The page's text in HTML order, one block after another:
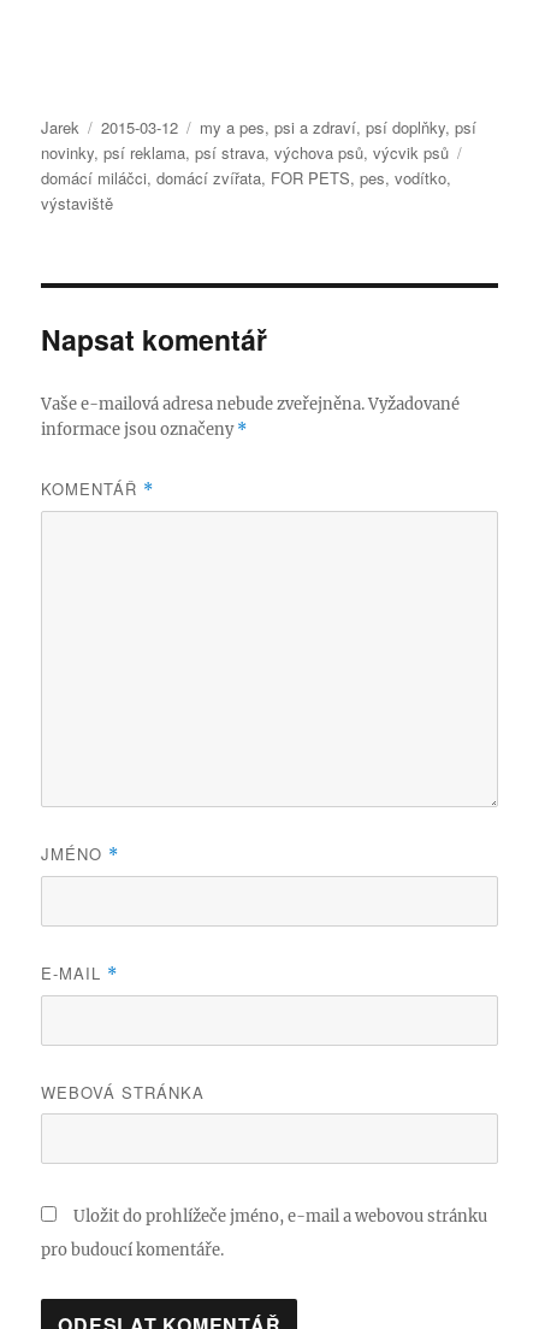
Autor:
Jarek Publikováno:
2015-03-12 Rubriky:
my a pes,psi a zdraví,psí doplňky,psí
novinky,psí reklama,psí strava,výchova psů,výcvik psů
domácí miláčci,domácí zvířata, FOR PETS,pes,vodítko,
výstaviště
Napsat komentář
Vaše e-mailová adresa nebude zveřejněna. Vyžadované
informace jsou označeny*
KOMENTÁŘ *
JMÉNO *
E-MAIL *
WEBOVÁ STRÁNKA
Uložit do prohlížeče jméno, e-mail a webovou stránku
pro budoucí komentáře.